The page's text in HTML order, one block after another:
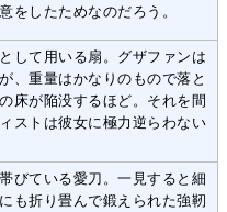
をしたためなのだろう。
して用いる扇。グザファンは
、重量はかなりのもので落と
床が陥没するほど。それを間
ストは彼女に極力逆らわない
びている愛刀。一見すると細
も折り畳んで鍛えられた強靭